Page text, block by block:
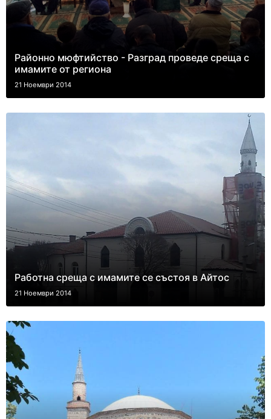
Районно мюфтийство - Разград проведе среща с
имамите от региона
21 Ноември 2014
Работна среща с имамите се състоя в Айтос
21 Ноември 2014